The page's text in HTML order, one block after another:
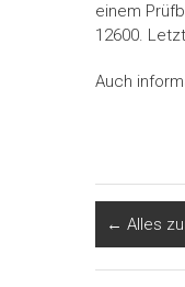
einem
12600.
Auch
← Alles